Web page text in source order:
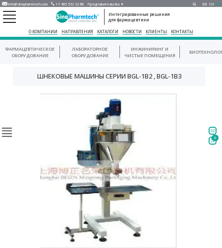
info@sinopharmtech.com +7 495 532 32 88 Представительства ▼ EN CH RU
Интегрированные решения
для фармацевтики
О КОМПАНИИ НАПРАВЛЕНИЯ КАТАЛОГИ НОВОСТИ КЛИЕНТЫ КОНТАКТЫ
ФАРМАЦЕВТИЧЕСКОЕ
ОБОРУДОВАНИЕ
ЛАБОРАТОРНОЕ
ОБОРУДОВАНИЕ
ИНЖИНИРИНГ И
ЧИСТЫЕ ПОМЕЩЕНИЯ
ШНЕКОВЫЕ МАШИНЫ СЕРИИ BGL-1B2 , BGL-1B3
0